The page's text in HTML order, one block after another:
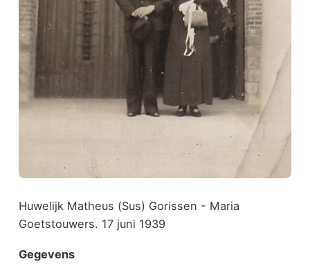
Huwelijk Matheus (Sus) Gorissen - Maria
Goetstouwers. 17 juni 1939
Gegevens